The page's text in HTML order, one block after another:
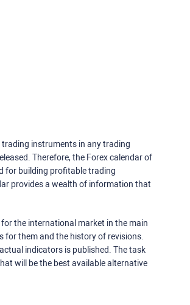
instruments in any trading
Therefore, the Forex calendar of
for building profitable trading
provides a wealth of information that
the international market in the main
for them and the history of revisions.
indicators is published. The task
will be the best available alternative